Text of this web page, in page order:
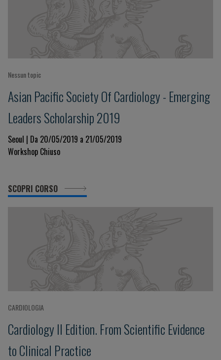
Nessun topic
Asian Pacific Society Of Cardiology - Emerging
Leaders Scholarship 2019
Seoul | Da 20/05/2019 a 21/05/2019
Workshop Chiuso
SCOPRI CORSO
CARDIOLOGIA
Cardiology II Edition. From Scientific Evidence
to Clinical Practice